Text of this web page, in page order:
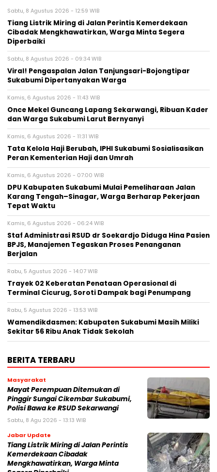
Sabtu, 8 Agustus 2026 - 12:59 WIB
Tiang Listrik Miring di Jalan Perintis Kemerdekaan
Cibadak Mengkhawatirkan, Warga Minta Segera
Diperbaiki
Sabtu, 8 Agustus 2026 - 09:34 WIB
Viral! Pengaspalan Jalan Tanjungsari-Bojongtipar
Sukabumi Dipertanyakan Warga
Kamis, 6 Agustus 2026 - 11:43 WIB
Once Mekel Guncang Lapang Sekarwangi, Ribuan Kader
dan Warga Sukabumi Larut Bernyanyi
Kamis, 6 Agustus 2026 - 11:31 WIB
Tata Kelola Haji Berubah, IPHI Sukabumi Sosialisasikan
Peran Kementerian Haji dan Umrah
Kamis, 6 Agustus 2026 - 07:00 WIB
‎DPU Kabupaten Sukabumi Mulai Pemeliharaan Jalan
Karang Tengah–Sinagar, Warga Berharap Pekerjaan
Tepat Waktu
Kamis, 6 Agustus 2026 - 06:24 WIB
Staf Administrasi RSUD dr Soekardjo Diduga Hina Pasien
BPJS, Manajemen Tegaskan Proses Penanganan
Berjalan
Rabu, 5 Agustus 2026 - 14:07 WIB
‎Trayek 02 Keberatan Penataan Operasional di
Terminal Cicurug, Soroti Dampak bagi Penumpang
Rabu, 5 Agustus 2026 - 13:53 WIB
Wamendikdasmen: Kabupaten Sukabumi Masih Miliki
Sekitar 56 Ribu Anak Tidak Sekolah
BERITA TERBARU
Masyarakat
‎Mayat Perempuan Ditemukan di
Pinggir Sungai Cikembar Sukabumi,
Polisi Bawa ke RSUD Sekarwangi‎
Sabtu, 8 Agu 2026 - 13:13 WIB
Jabar Update
Tiang Listrik Miring di Jalan Perintis
Kemerdekaan Cibadak
Mengkhawatirkan, Warga Minta